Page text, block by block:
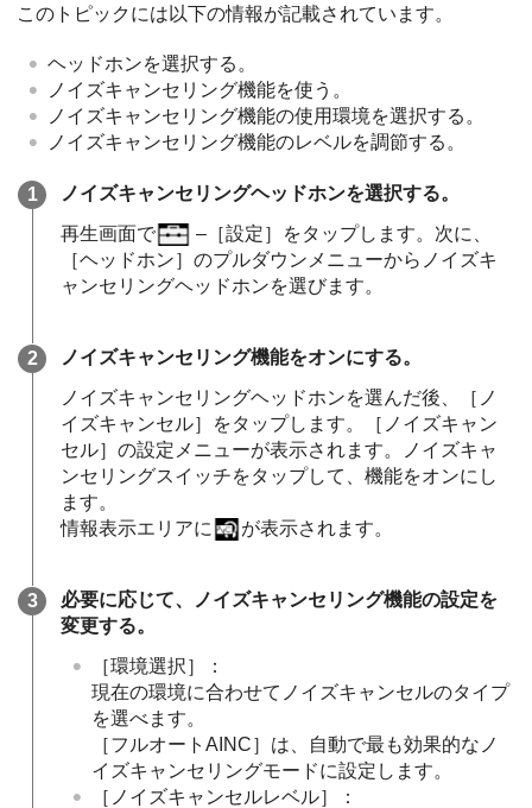
このトピックには以下の情報が記載されています。
ヘッドホンを選択する。
ノイズキャンセリング機能を使う。
ノイズキャンセリング機能の使用環境を選択する。
ノイズキャンセリング機能のレベルを調節する。
ノイズキャンセリングヘッドホンを選択する。
再生画面で
–［設定］をタップします。次に、
［ヘッドホン］のプルダウンメニューからノイズキ
ャンセリングヘッドホンを選びます。
ノイズキャンセリング機能をオンにする。
ノイズキャンセリングヘッドホンを選んだ後、［ノ
イズキャンセル］をタップします。［ノイズキャン
セル］の設定メニューが表示されます。ノイズキャ
ンセリングスイッチをタップして、機能をオンにし
ます。
情報表示エリアに
が表示されます。
必要に応じて、ノイズキャンセリング機能の設定を
変更する。
［環境選択］：
現在の環境に合わせてノイズキャンセルのタイプ
を選べます。
［フルオートAINC］は、自動で最も効果的なノ
イズキャンセリングモードに設定します。
［ノイズキャンセルレベル］：